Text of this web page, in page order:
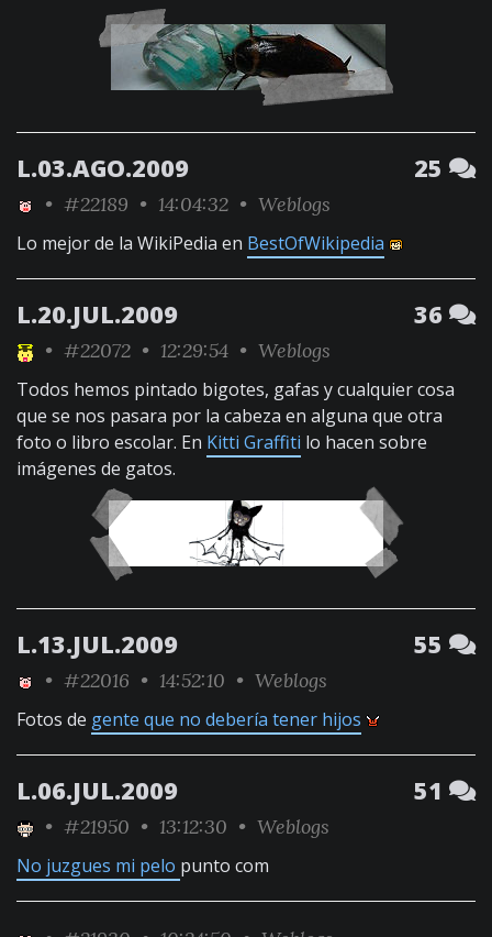
L.03.AGO.2009 25
• #22189 • 14:04:32 • Weblogs
Lo mejor de la WikiPedia en BestOfWikipedia
L.20.JUL.2009 36
• #22072 • 12:29:54 • Weblogs
Todos hemos pintado bigotes, gafas y cualquier cosa
que se nos pasara por la cabeza en alguna que otra
foto o libro escolar. En Kitti Graffiti lo hacen sobre
imágenes de gatos.
L.13.JUL.2009 55
• #22016 • 14:52:10 • Weblogs
Fotos de gente que no debería tener hijos
L.06.JUL.2009 51
• #21950 • 13:12:30 • Weblogs
No juzgues mi pelo punto com